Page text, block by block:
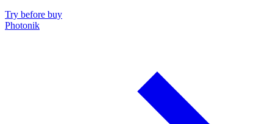
Try before buy
Photonik